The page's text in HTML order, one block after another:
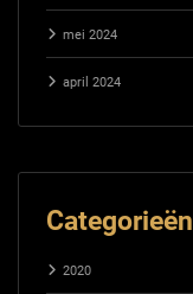
mei 2024
april 2024
Categorieën
2020